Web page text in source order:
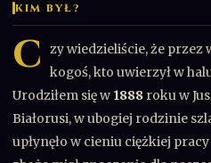
KIM BYŁ?
C
zy wiedzieliście, że przez
kogoś, kto uwierzył w
Urodziłem się w 1888 roku w
Białorusi, w ubogiej rodzinie
upłynęło w cieniu ciężkiej